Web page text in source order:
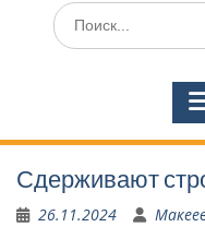
Поиск
по:
Сдерживают
26.11.2024